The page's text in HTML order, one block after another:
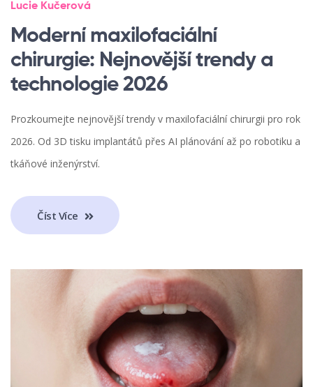
Lucie Kučerová
Moderní maxilofaciální
chirurgie: Nejnovější trendy a
technologie 2026
Prozkoumejte nejnovější trendy v maxilofaciální chirurgii pro rok
2026. Od 3D tisku implantátů přes AI plánování až po robotiku a
tkáňové inženýrství.
Číst Více